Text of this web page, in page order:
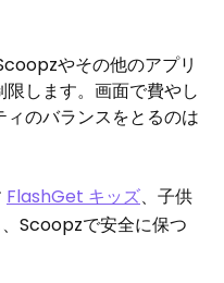
やその他のアプリ
します。画面で費やし
のバランスをとるのは
FlashGet キッズ、子供
Scoopzで安全に保つ